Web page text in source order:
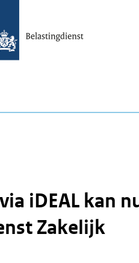
iDEAL kan
Zakelijk